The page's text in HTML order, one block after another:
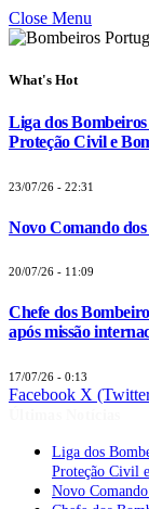
Close Menu
What's Hot
Liga dos
Proteção Civil e
23/07/26 - 22:31
Novo Comando
20/07/26 - 11:09
Chefe dos
após missão
17/07/26 - 0:13
Facebook X
Liga dos
Proteção Civil
Novo